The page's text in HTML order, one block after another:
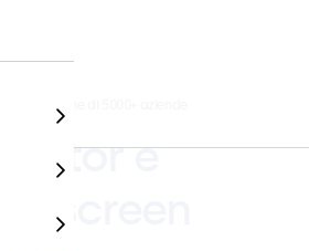
valutazione di 5000+ aziende
e